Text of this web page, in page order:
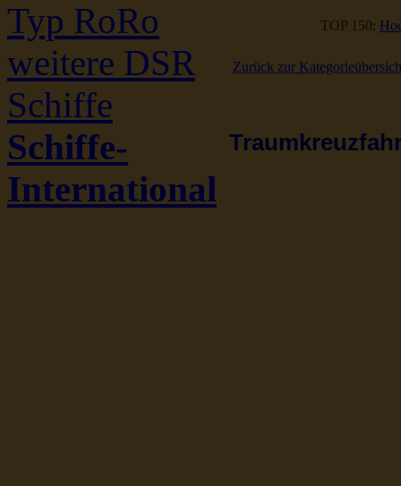
Typ RoRo
weitere DSR
Schiffe
Schiffe-
International
TOP 150:
Zurück zur